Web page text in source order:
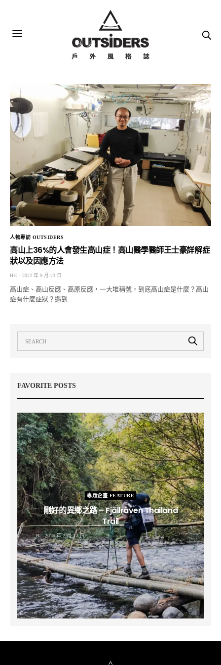
人物專訪 OUTSIDERS
高山上36%的人會發生高山症！高山醫學醫師王士豪詳解症
狀以及因應方法
HH 2022 年 9 月 23 日
高山症、高山反應、高原反應，一大堆稱號，到底高山症是什麼？高山
症有什麼症狀？遇到…
FAVORITE POSTS
專題企畫 FEATURE
剛好的異鄉之路 – Fjällräven Thailand
Trail
B 2019 年 2 月 12 日